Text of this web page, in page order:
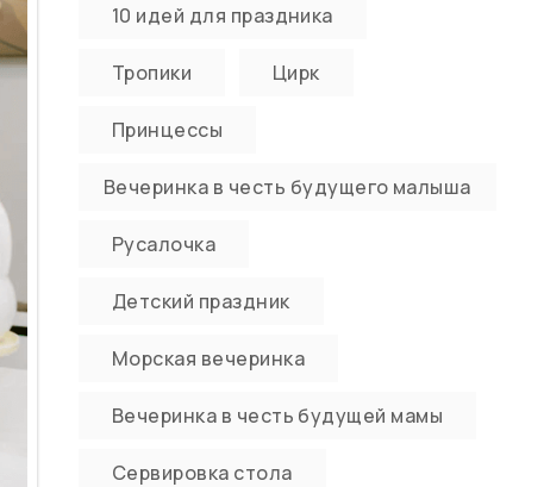
10 идей для праздника
Тропики Цирк
Принцессы
Вечеринка в честь будущего малыша
Русалочка
Детский праздник
Морская вечеринка
Вечеринка в честь будущей мамы
Сервировка стола